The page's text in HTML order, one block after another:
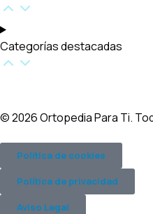
Categorías destacadas​
© 2026 Ortopedia Para Ti.
Política de cookies
Política de privacidad
Aviso Legal